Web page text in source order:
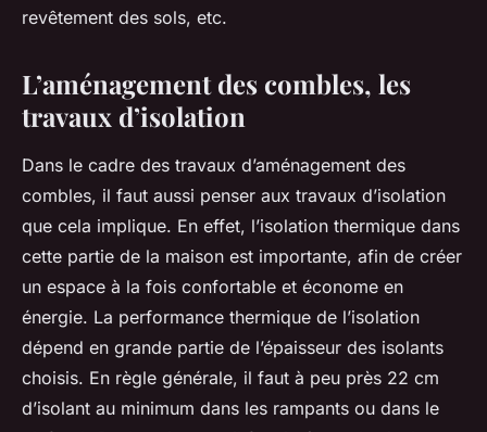
revêtement des sols, etc.
L’aménagement des combles, les
travaux d’isolation
Dans le cadre des travaux d’aménagement des
combles, il faut aussi penser aux travaux d’isolation
que cela implique. En effet, l’isolation thermique dans
cette partie de la maison est importante, afin de créer
un espace à la fois confortable et économe en
énergie. La performance thermique de l’isolation
dépend en grande partie de l’épaisseur des isolants
choisis. En règle générale, il faut à peu près 22 cm
d’isolant au minimum dans les rampants ou dans le